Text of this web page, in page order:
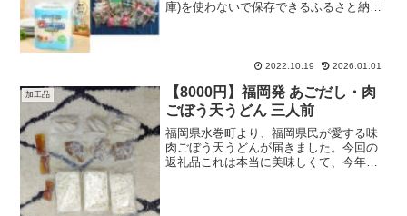
庫)を使わないで保存できるふるさと納税
く”をテーマに、... 2022.10.19 2026.01.01
加工品
【8000円】福岡発 あごだし・肉
ごぼう天うどん 三人前
福岡県水巻町より、福岡県民が愛する味
肉ごぼう天うどんが届きました。今回の
返礼品これは本当に美味しくて、今年二